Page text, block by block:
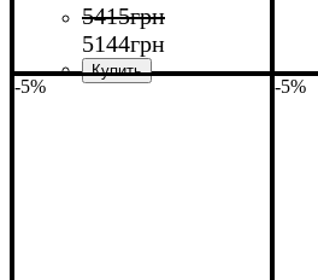
5415грн
5144грн
-5% -5%